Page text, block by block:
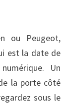
ou Peugeot,
est la date de
Un
la porte côté
sous le